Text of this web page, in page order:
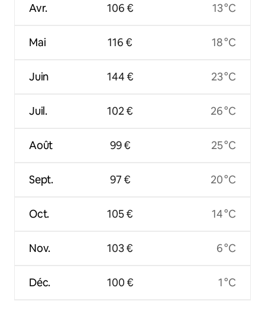
Avr.
Mai
Juin
Juil.
Août
Sept.
Oct.
Nov.
Déc.
106 €
116 €
144 €
102 €
99 €
97 €
105 €
103 €
100 €
13 °C
18 °C
23 °C
26 °C
25 °C
20 °C
14 °C
6 °C
1 °C